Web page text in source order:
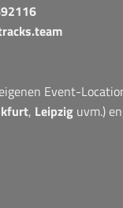
Event-
, Leipzig uvm.)